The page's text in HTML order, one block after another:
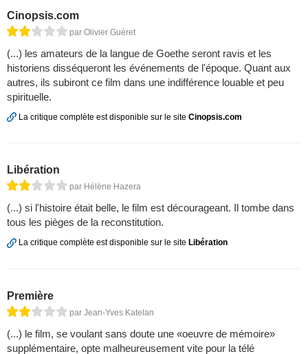
Cinopsis.com
par Olivier Guéret
(...) les amateurs de la langue de Goethe seront ravis et les
historiens disséqueront les événements de l'époque. Quant aux
autres, ils subiront ce film dans une indifférence louable et peu
spirituelle.
La critique complète est disponible sur le site Cinopsis.com
Libération
par Hélène Hazera
(...) si l'histoire était belle, le film est décourageant. Il tombe dans
tous les pièges de la reconstitution.
La critique complète est disponible sur le site Libération
Première
par Jean-Yves Katelan
(...) le film, se voulant sans doute une «oeuvre de mémoire»
supplémentaire, opte malheureusement vite pour la télé